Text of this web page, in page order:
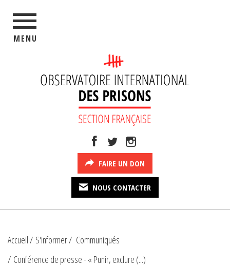
MENU
FAIRE UN DON
NOUS CONTACTER
Accueil S'informer
Communiqués
Conférence de presse - « Punir, exclure (...)